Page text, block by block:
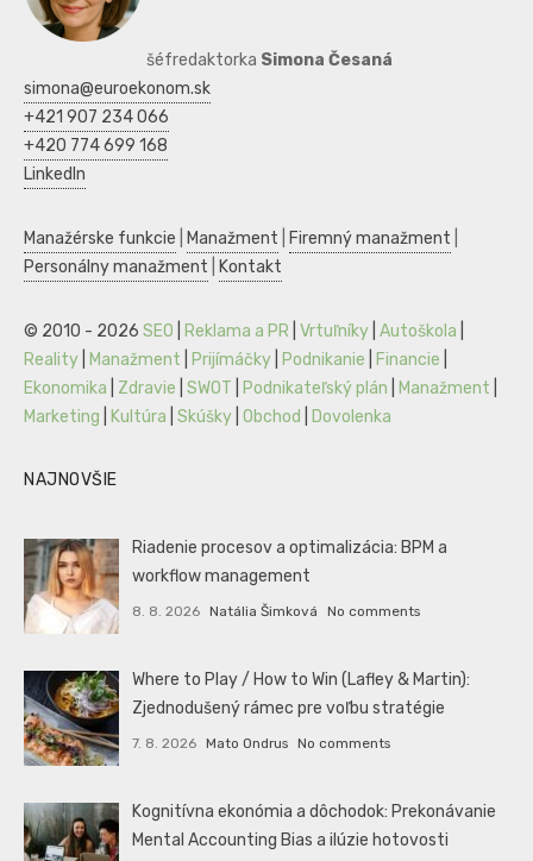
šéfredaktorka Simona Česaná
simona@euroekonom.sk
+421 907 234 066
+420 774 699 168
LinkedIn
Manažérske funkcie Manažment Firemný manažment
Personálny manažment
Kontakt
© 2010 - 2026 SEO Reklama a PR Vrtuľníky Autoškola
Reality
Manažment Prijímáčky Podnikanie Financie
Ekonomika
Zdravie SWOT Podnikateľský plán Manažment
Marketing
Kultúra Skúšky Obchod Dovolenka
NAJNOVŠIE
Riadenie procesov a optimalizácia: BPM a
workflow management
8. 8. 2026 Natália Šimková No comments
Where to Play / How to Win (Lafley & Martin):
Zjednodušený rámec pre voľbu stratégie
7. 8. 2026 Mato Ondrus No comments
Kognitívna ekonómia a dôchodok: Prekonávanie
Mental Accounting Bias a ilúzie hotovosti